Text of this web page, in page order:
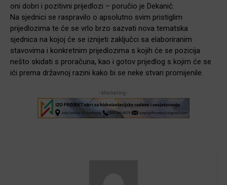
oni dobri i pozitivni prijedlozi – poručio je Dekanić.
Na sjednici se raspravilo o apsolutno svim pristiglim
prijedlozima te će se vrlo brzo sazvati nova tematska
sjednica na kojoj će se iznijeti zaključci sa elaboriranim
stavovima i konkretnim prijedlozima s kojih će se pozicija
nešto skidati s proračuna, kao i gotov prijedlog s kojim će se
ići prema državnoj razini kako bi se neke stvari promijenile.
-Marketing-